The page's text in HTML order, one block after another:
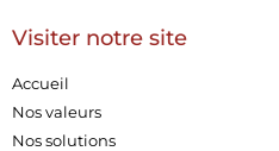
Visiter notre site
Accueil
Nos valeurs
Nos solutions